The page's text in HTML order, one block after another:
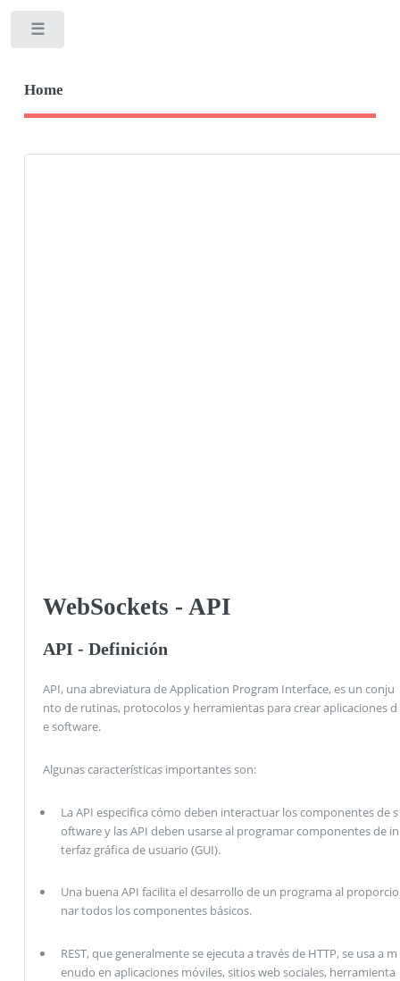
Home
WebSockets - API
API - Definición
API, una abreviatura de Application Program Interface, es un conju
nto de rutinas, protocolos y herramientas para crear aplicaciones d
e software.
Algunas características importantes son:
La API especifica cómo deben interactuar los componentes de s
oftware y las API deben usarse al programar componentes de in
terfaz gráfica de usuario (GUI).
Una buena API facilita el desarrollo de un programa al proporcio
nar todos los componentes básicos.
REST, que generalmente se ejecuta a través de HTTP, se usa a m
enudo en aplicaciones móviles, sitios web sociales, herramienta